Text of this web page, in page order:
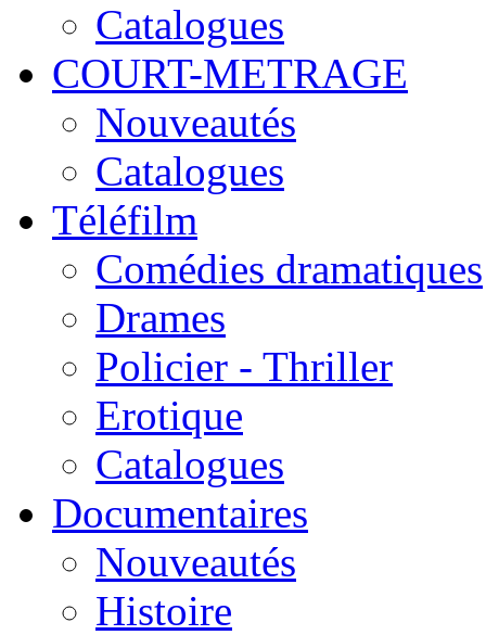
Catalogues
COURT-METRAGE
Nouveautés
Catalogues
Téléfilm
Comédies dramatiques
Drames
Policier - Thriller
Erotique
Catalogues
Documentaires
Nouveautés
Histoire